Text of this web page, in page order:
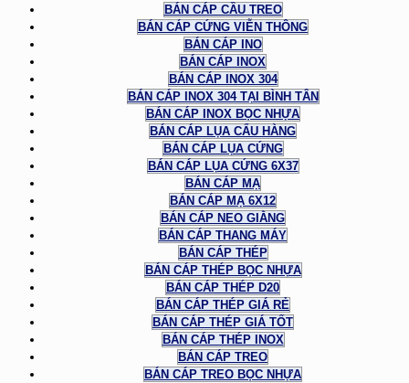
BÁN CÁP CẦU TREO
BÁN CÁP CỨNG VIỄN THÔNG
BÁN CÁP INO
BÁN CÁP INOX
BÁN CÁP INOX 304
BÁN CÁP INOX 304 TẠI BÌNH TÂN
BÁN CÁP INOX BỌC NHỰA
BÁN CÁP LỤA CẨU HÀNG
BÁN CÁP LỤA CỨNG
BÁN CÁP LỤA CỨNG 6X37
BÁN CÁP MẠ
BÁN CÁP MẠ 6X12
BÁN CÁP NEO GIẰNG
BÁN CÁP THANG MÁY
BÁN CÁP THÉP
BÁN CÁP THÉP BỌC NHỰA
BÁN CÁP THÉP D20
BÁN CÁP THÉP GIÁ RẺ
BÁN CÁP THÉP GIÁ TỐT
BÁN CÁP THÉP INOX
BÁN CÁP TREO
BÁN CÁP TREO BỌC NHỰA